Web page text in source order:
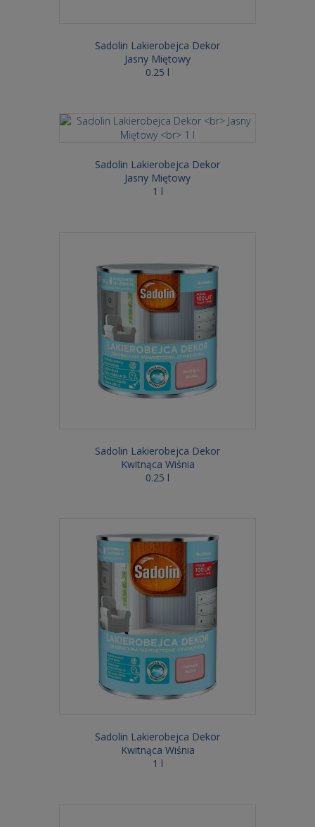
Sadolin Lakierobejca Dekor
Jasny Miętowy
0.25 l
Sadolin Lakierobejca Dekor
Jasny Miętowy
1 l
Sadolin Lakierobejca Dekor
Kwitnąca Wiśnia
0.25 l
Sadolin Lakierobejca Dekor
Kwitnąca Wiśnia
1 l